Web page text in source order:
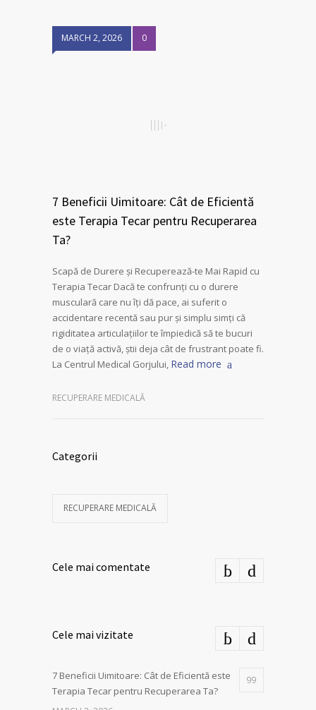
MARCH 2, 2026 0
7 Beneficii Uimitoare: Cât de Eficientă
este Terapia Tecar pentru Recuperarea
Ta?
Scapă de Durere și Recuperează-te Mai Rapid cu
Terapia Tecar Dacă te confrunți cu o durere
musculară care nu îți dă pace, ai suferit o
accidentare recentă sau pur și simplu simți că
rigiditatea articulațiilor te împiedică să te bucuri
de o viață activă, știi deja cât de frustrant poate fi.
La Centrul Medical Gorjului, Read more
RECUPERARE MEDICALĂ
Categorii
RECUPERARE MEDICALĂ
Cele mai comentate
Cele mai vizitate
7 Beneficii Uimitoare: Cât de Eficientă este
Terapia Tecar pentru Recuperarea Ta?
99